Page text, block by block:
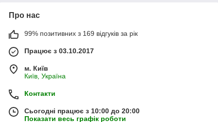
Про нас
99% позитивних з 169 відгуків за рік
Працює з 03.10.2017
м. Київ
Київ, Україна
Контакти
Сьогодні працює з 10:00 до 20:00
Показати весь графік роботи